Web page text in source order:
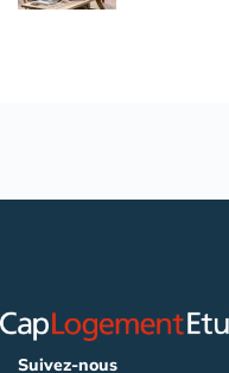
Suivez-nous